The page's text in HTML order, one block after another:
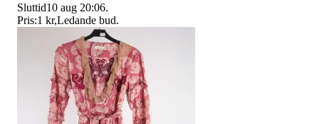
Sluttid10 aug 20:06.
Pris:1 kr,Ledande bud.